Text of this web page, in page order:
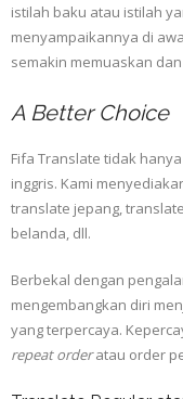
istilah baku atau istilah
menyampaikannya di
semakin memuaskan
A Better Choice
Fifa Translate tidak
inggris. Kami
translate jepang,
belanda, dll.
Berbekal dengan
mengembangkan diri
yang terpercaya.
repeat orderatau order